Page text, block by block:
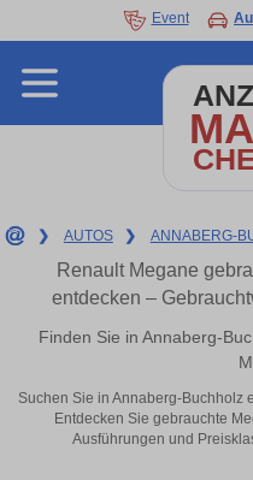
Event
❯ AUTOS ❯ ANNABERG-
Renault Megane
entdecken –
Finden Sie in Annaberg-
Suchen Sie in Annaberg-Buchholz
Entdecken Sie gebrauchte
Ausführungen und